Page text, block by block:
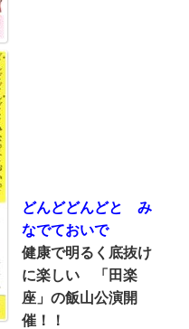
どんどどんどと み
なでておいで
健康で明るく底抜け
に楽しい 「田楽
座」の飯山公演開
催！！